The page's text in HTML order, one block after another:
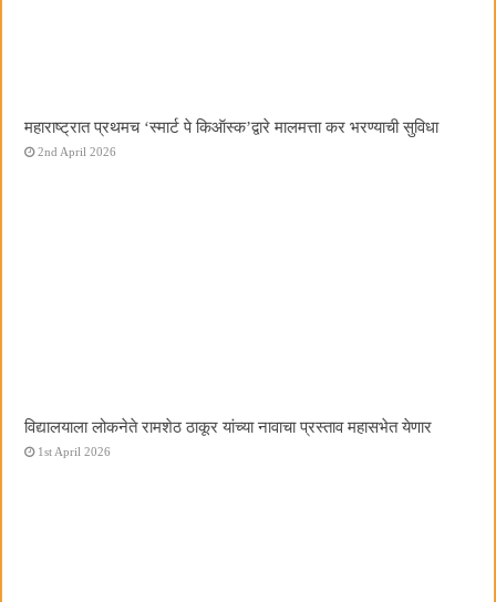
महाराष्ट्रात प्रथमच ‌‘स्मार्ट पे किऑस्क‌’द्वारे मालमत्ता कर भरण्याची सुविधा
2nd April 2026
विद्यालयाला लोकनेते रामशेठ ठाकूर यांच्या नावाचा प्रस्ताव महासभेत येणार
1st April 2026